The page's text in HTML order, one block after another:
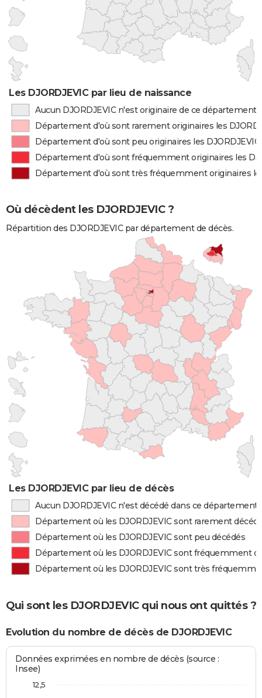
Les DJORDJEVIC par lieu de naissance
Aucun DJORDJEVIC n'est originaire de ce département
Département d'où sont rarement originaires les
Département d'où sont peu originaires les DJORDJEVIC
Département d'où sont fréquemment originaires les
Département d'où sont très fréquemment originaires
Où décèdent les DJORDJEVIC ?
Répartition des DJORDJEVIC par département de décès.
Les DJORDJEVIC par lieu de décès
Aucun DJORDJEVIC n'est décédé dans ce département
Département où les DJORDJEVIC sont rarement
Département où les DJORDJEVIC sont peu décédés
Département où les DJORDJEVIC sont fréquemment
Département où les DJORDJEVIC sont très
Qui sont les DJORDJEVIC qui nous ont quittés ?
Evolution du nombre de décès de DJORDJEVIC
Données exprimées en nombre de décès (source :
Insee)
12,5